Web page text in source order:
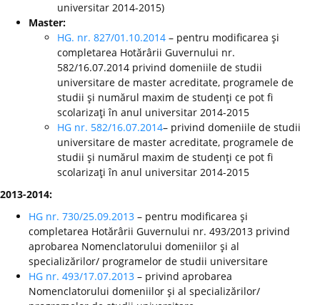
universitar 2014-2015)
Master:
HG. nr. 827/01.10.2014 – pentru modificarea şi
completarea Hotărârii Guvernului nr.
582/16.07.2014 privind domeniile de studii
universitare de master acreditate, programele de
studii şi numărul maxim de studenţi ce pot fi
scolarizaţi în anul universitar 2014-2015
HG nr. 582/16.07.2014– privind domeniile de studii
universitare de master acreditate, programele de
studii şi numărul maxim de studenţi ce pot fi
scolarizaţi în anul universitar 2014-2015
2013-2014:
HG nr. 730/25.09.2013 – pentru modificarea şi
completarea Hotărârii Guvernului nr. 493/2013 privind
aprobarea Nomenclatorului domeniilor şi al
specializărilor/ programelor de studii universitare
HG nr. 493/17.07.2013 – privind aprobarea
Nomenclatorului domeniilor şi al specializărilor/